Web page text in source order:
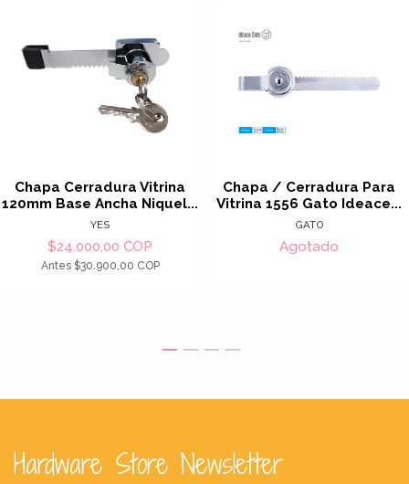
Chapa Cerradura Vitrina
120mm Base Ancha Niquel...
YES
$24.000,00 COP
Antes $30.900,00 COP
Chapa / Cerradura Para
Vitrina 1556 Gato Ideace...
GATO
Agotado
Hardware Store Newsletter